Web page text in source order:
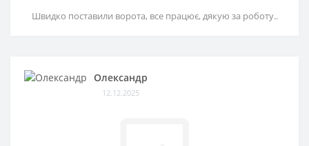
Швидко поставили ворота, все працює, дякую за роботу..
Олександр
12.12.2025